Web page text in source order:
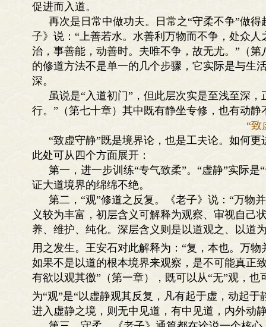
促进而入道。
再次是日常中做功夫。日常之“守柔不争”做
子》说：“上善若水。水善利万物而不争，处众
治，事善能，动善时。夫唯不争，故无尤。”（
的修道方法不是单一的几个步骤，它实际是与生
深。
虽说是“入道初门”，但此层次实是至浅至深
行。”（第七十章）其中既有静坐专修，也有动
“致
“致虚守静”既是境界论，也是工夫论。如何
此处可从四个方面展开：
第一，进一步训练“专气致柔”。“虚静”实际
证大道境界的绵绵不绝。
第二，“观”修道之反复。《老子》说：“万物
义较为丰富，初层含义可解释为观察、审视自己
养、维护、纯化。深层含义则是以道观之、以道
用之发生。王安石对此解释为：“复，本也。万
如果不是以道的根本境界来观察，是不可能真正
有欲以观其徼”（第一章），既可以从“无”观，
为“观”是“以虚静观其反复，凡有起于虚，动起
进入虚静之境，则无中见道，有中见道，内外动